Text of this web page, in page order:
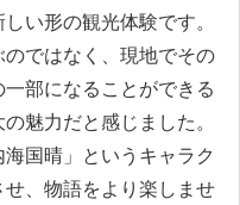
い形の観光体験です。
ではなく、現地でその
部になることができる
魅力だと感じました。
国晴」というキャラク
、物語をより楽しませ